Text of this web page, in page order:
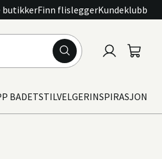
butikkerFinn flisleggerKundeklubb
BADETSTILVELGERINSPIRASJON